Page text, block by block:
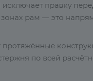
правку
рам — это
по всей